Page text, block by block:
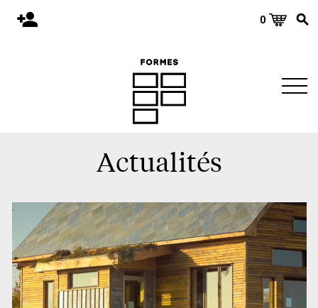
0
Environnement
À propos
Événements et conférences
Nous joindre
Actualités